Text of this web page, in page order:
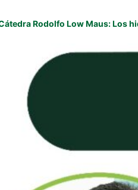
Rodolfo Low Maus: Los